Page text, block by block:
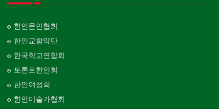
한인문인협회
한인교향악단
한국학교연합회
토론토한인회
한인여성회
한인미술가협회